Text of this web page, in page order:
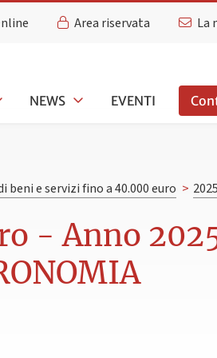
Area riservata La
NEWS EVENTI
beni e servizi fino a 40.000 euro > 2025
- Anno